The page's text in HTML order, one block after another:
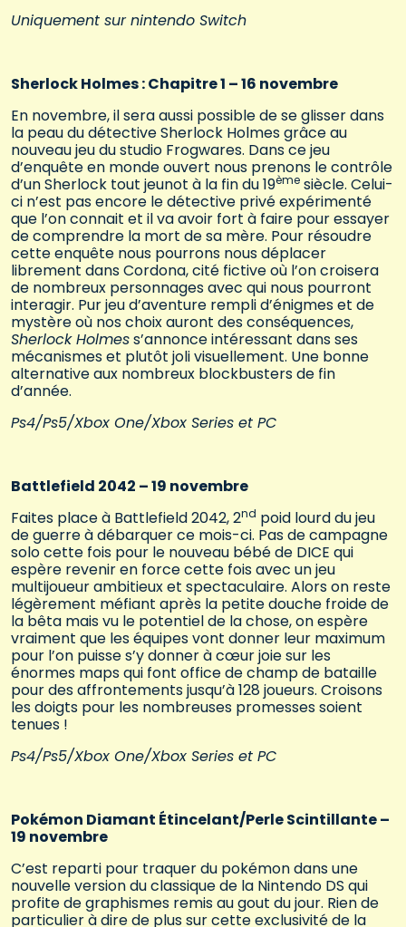
Uniquement sur nintendo Switch
Sherlock Holmes : Chapitre 1 – 16 novembre
En novembre, il sera aussi possible de se glisser dans
la peau du détective Sherlock Holmes grâce au
nouveau jeu du studio Frogwares. Dans ce jeu
d’enquête en monde ouvert nous prenons le contrôle
d’un Sherlock tout jeunot à la fin du 19ème siècle. Celui-
ci n’est pas encore le détective privé expérimenté
que l’on connait et il va avoir fort à faire pour essayer
de comprendre la mort de sa mère. Pour résoudre
cette enquête nous pourrons nous déplacer
librement dans Cordona, cité fictive où l’on croisera
de nombreux personnages avec qui nous pourront
interagir. Pur jeu d’aventure rempli d’énigmes et de
mystère où nos choix auront des conséquences,
Sherlock Holmess’annonce intéressant dans ses
mécanismes et plutôt joli visuellement. Une bonne
alternative aux nombreux blockbusters de fin
d’année.
Ps4/Ps5/Xbox One/Xbox Series et PC
Battlefield 2042 – 19 novembre
Faites place à Battlefield 2042, 2nd poid lourd du jeu
de guerre à débarquer ce mois-ci. Pas de campagne
solo cette fois pour le nouveau bébé de DICE qui
espère revenir en force cette fois avec un jeu
multijoueur ambitieux et spectaculaire. Alors on reste
légèrement méfiant après la petite douche froide de
la bêta mais vu le potentiel de la chose, on espère
vraiment que les équipes vont donner leur maximum
pour l’on puisse s’y donner à cœur joie sur les
énormes maps qui font office de champ de bataille
pour des affrontements jusqu’à 128 joueurs. Croisons
les doigts pour les nombreuses promesses soient
tenues !
Ps4/Ps5/Xbox One/Xbox Series et PC
Pokémon Diamant Étincelant/Perle Scintillante –
19 novembre
C’est reparti pour traquer du pokémon dans une
nouvelle version du classique de la Nintendo DS qui
profite de graphismes remis au gout du jour. Rien de
particulier à dire de plus sur cette exclusivité de la